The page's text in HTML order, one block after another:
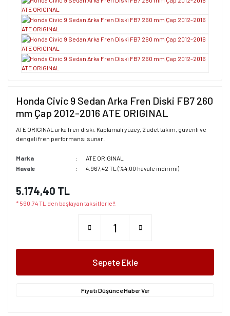
Honda Civic 9 Sedan Arka Fren Diski FB7 260
mm Çap 2012-2016 ATE ORIGINAL
ATE ORIGINAL arka fren diski. Kaplamalı yüzey, 2 adet takım, güvenli ve
dengeli fren performansı sunar.
Marka
ATE ORIGINAL
Havale
4.967,42 TL (%4,00 havale indirimi)
5.174,40 TL
* 590,74 TL den başlayan taksitlerle!!
Sepete Ekle
Fiyatı Düşünce Haber Ver